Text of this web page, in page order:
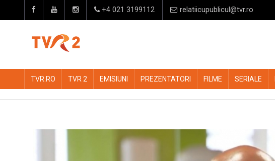
+4 021 3199112 relatiicupublicul@tvr.ro
TVR.RO TVR 2 EMISIUNI PREZENTATORI FILME SERIALE